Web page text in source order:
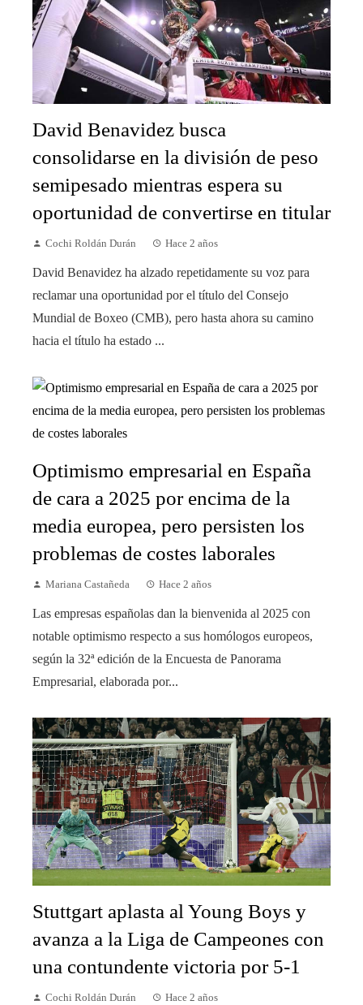
David Benavidez busca
consolidarse en la división de peso
semipesado mientras espera su
oportunidad de convertirse en titular
Cochi Roldán Durán Hace 2 años
David Benavidez ha alzado repetidamente su voz para
reclamar una oportunidad por el título del Consejo
Mundial de Boxeo (CMB), pero hasta ahora su camino
hacia el título ha estado ...
Optimismo empresarial en España
de cara a 2025 por encima de la
media europea, pero persisten los
problemas de costes laborales
Mariana Castañeda Hace 2 años
Las empresas españolas dan la bienvenida al 2025 con
notable optimismo respecto a sus homólogos europeos,
según la 32ª edición de la Encuesta de Panorama
Empresarial, elaborada por...
Stuttgart aplasta al Young Boys y
avanza a la Liga de Campeones con
una contundente victoria por 5-1
Cochi Roldán Durán Hace 2 años